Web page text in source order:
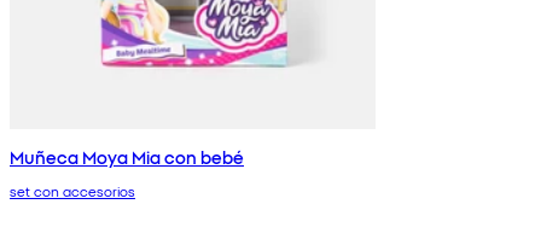
Muñeca Moya Mia con bebé
set con accesorios